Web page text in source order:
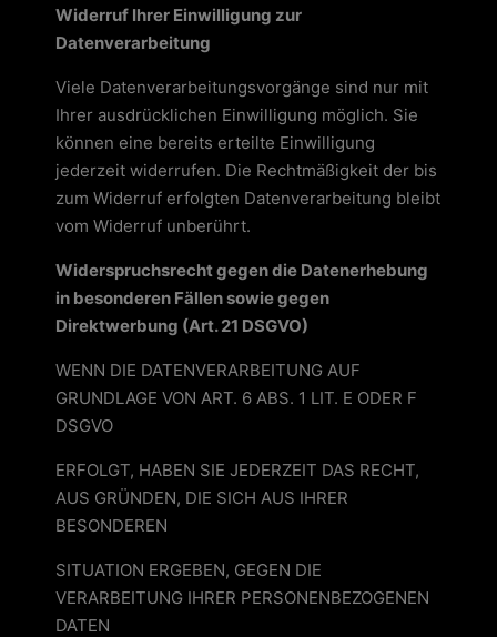
Widerruf Ihrer Einwilligung zur
Datenverarbeitung
Viele Datenverarbeitungsvorgänge sind nur mit
Ihrer ausdrücklichen Einwilligung möglich. Sie
können eine bereits erteilte Einwilligung
jederzeit widerrufen. Die Rechtmäßigkeit der bis
zum Widerruf erfolgten Datenverarbeitung bleibt
vom Widerruf unberührt.
Widerspruchsrecht gegen die Datenerhebung
in besonderen Fällen sowie gegen
Direktwerbung (Art. 21 DSGVO)
WENN DIE DATENVERARBEITUNG AUF
GRUNDLAGE VON ART. 6 ABS. 1 LIT. E ODER F
DSGVO
ERFOLGT, HABEN SIE JEDERZEIT DAS RECHT,
AUS GRÜNDEN, DIE SICH AUS IHRER
BESONDEREN
SITUATION ERGEBEN, GEGEN DIE
VERARBEITUNG IHRER PERSONENBEZOGENEN
DATEN